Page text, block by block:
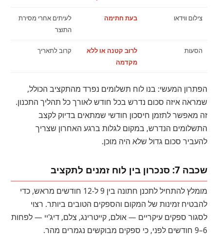
צילום ווידאו בעת חתימה
לעיתים אחרי מסירת
התוצר
הסעות
לרוב קטנה או ללא
מקדמה
קרוב לתאריך
הפתרון המעשי: בנו לוח תשלומים נפרד מהתקציב הכולל,
שמראה איזה סכום נדרש בכל חודש לאורך כל תהליך התכנון.
זה מאפשר לתזמן חיסכון חודשי שמתאים בדיוק לקצב
התשלומים הנדרש, במקום לגלות ברגע האחרון שצריך
להעביר סכום גדול שלא היה מוכן.
שכבה 7: סנכרון בין לוח זמנים לתקציב
מומלץ להתחיל לתכנן חתונה בין 9 ל-12 חודשים מראש, כדי
להבטיח זמינות של המקום והספקים הטובים ביותר. רצוי
לסגור ספקים עיקריים — אולם, קייטרינג, צלם, דיג'יי — לפחות
6–9 חודשים לפני, כי ספקים מבוקשים נגמרים מהר.